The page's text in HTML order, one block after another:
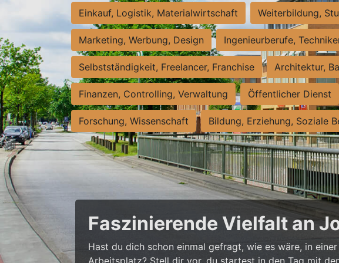
Einkauf, Logistik, Materialwirtschaft Weiterbildung,
Marketing, Werbung, Design Ingenieurberufe,
Selbstständigkeit, Freelancer, Franchise Architektur,
Finanzen, Controlling, Verwaltung Öffentlicher Dienst
Forschung, Wissenschaft Bildung, Erziehung, Soziale
Faszinierende Vielfalt an
Hast du dich schon einmal gefragt, wie es wäre, in